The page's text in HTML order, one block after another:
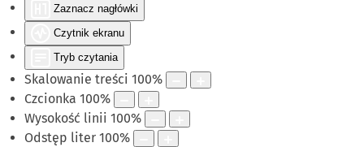
Zaznacz nagłówki
Czytnik ekranu
Tryb czytania
Skalowanie treści 100%
Czcionka 100%
Wysokość linii 100%
Odstęp liter 100%